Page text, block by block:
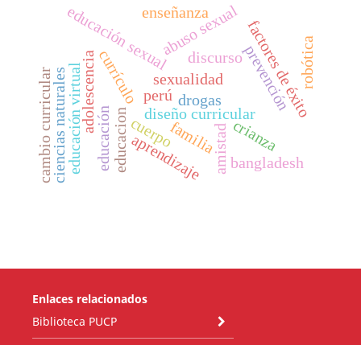
currículo
cuerpo
discurso
diseño curricular
educación
adolescencia sexualidad
amistad
familia
drogas
educación sexual
prevención
abuso sexual
crianza
factores de éxito
educación virtual aprendizaje
enseñanza
ciencias naturales
robótica
cambio curricular educacion bangladesh
perú
Enlaces relacionados
Biblioteca PUCP